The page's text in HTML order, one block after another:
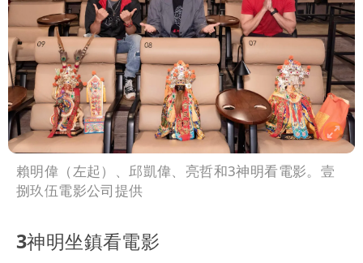
賴明偉（左起）、邱凱偉、亮哲和3神明看電影。壹
捌玖伍電影公司提供
3神明坐鎮看電影